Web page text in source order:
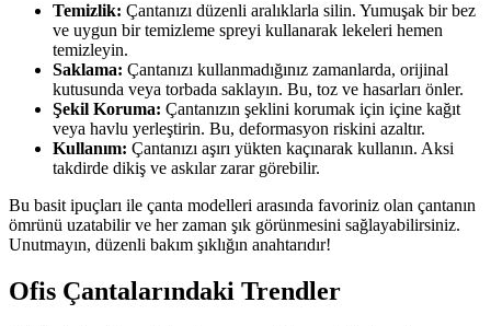
Temizlik: Çantanızı düzenli aralıklarla silin. Yumuşak bir bez
ve uygun bir temizleme spreyi kullanarak lekeleri hemen
temizleyin.
Saklama: Çantanızı kullanmadığınız zamanlarda, orijinal
kutusunda veya torbada saklayın. Bu, toz ve hasarları önler.
Şekil Koruma: Çantanızın şeklini korumak için içine kağıt
veya havlu yerleştirin. Bu, deformasyon riskini azaltır.
Kullanım: Çantanızı aşırı yükten kaçınarak kullanın. Aksi
takdirde dikiş ve askılar zarar görebilir.
Bu basit ipuçları ile çanta modelleri arasında favoriniz olan çantanın
ömrünü uzatabilir ve her zaman şık görünmesini sağlayabilirsiniz.
Unutmayın, düzenli bakım şıklığın anahtarıdır!
Ofis Çantalarındaki Trendler